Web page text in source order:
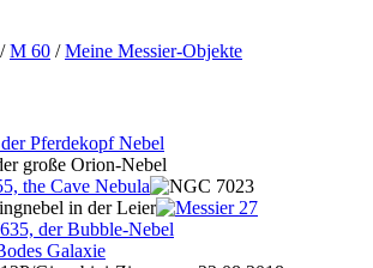
/M 60 /Meine Messier-Objekte